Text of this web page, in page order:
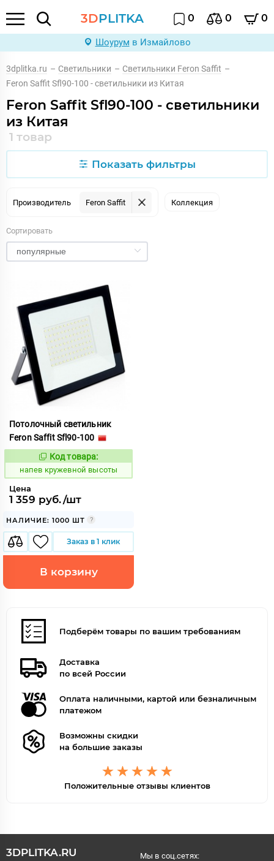
3DPLITKA 0 0 0
Шоурум в Измайлово
3dplitka.ru – Светильники – Светильники Feron Saffit –
Feron Saffit Sfl90-100 - светильники из Китая
Feron Saffit Sfl90-100 - светильники
из Китая
1 товар
Показать фильтры
Производитель Feron Saffit Коллекция
Сортировать
Потолочный светильник
Feron Saffit Sfl90-100
Код:
1083132
Код товара:
напев кружевной высоты
Цена
1 359 руб./шт
НАЛИЧИЕ: 1000 ШТ
Заказ в 1 клик
В корзину
Подберём товары по вашим требованиям
Доставка
по всей России
Оплата наличными, картой или безналичным
платежом
Возможны скидки
на большие заказы
Положительные отзывы клиентов
3DPLITKA.RU Мы в соц.сетях: